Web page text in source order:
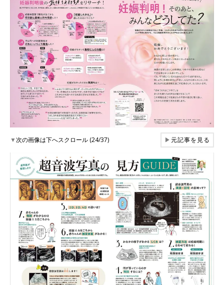
▼次の画像は下へスクロール (24/37) ▶元記事を見る